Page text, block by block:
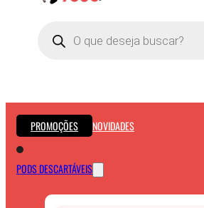
Pesquisar
produtos
PROMOÇÕES NOVIDADES
PODS DESCARTÁVEIS